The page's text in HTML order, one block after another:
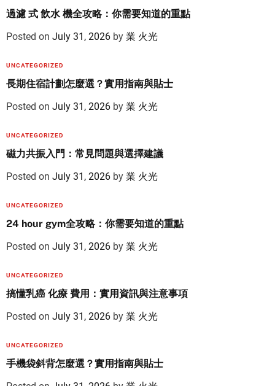
過濾 式 飲水 機全攻略：你需要知道的重點
Posted on July 31, 2026 by 業 火光
UNCATEGORIZED
長期住宿計劃怎麼選？實用指南與貼士
Posted on July 31, 2026 by 業 火光
UNCATEGORIZED
磁力共振入門：常見問題與選擇建議
Posted on July 31, 2026 by 業 火光
UNCATEGORIZED
24 hour gym全攻略：你需要知道的重點
Posted on July 31, 2026 by 業 火光
UNCATEGORIZED
搞懂乳癌 化療 費用：實用資訊與注意事項
Posted on July 31, 2026 by 業 火光
UNCATEGORIZED
手機袋斜背怎麼選？實用指南與貼士